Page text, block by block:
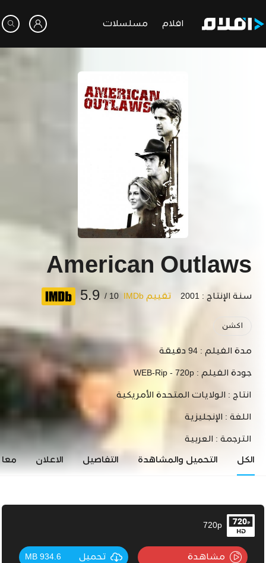
افلام مسلسلات
American Outlaws
سنة الإنتاج : 2001 تقييم IMDb 10 /
5.9
اكشن
مدة الفيلم : 94 دقيقة
جودة الفيلم : WEB-Rip - 720p
انتاج : الولايات المتحدة الأمريكية
اللغة : الإنجليزية
الترجمة : العربية
الكل التحميل والمشاهدة التفاصيل الاعلان
720p
مشاهدة تحميل 934.6 MB